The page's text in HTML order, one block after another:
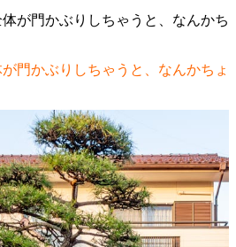
門かぶりしちゃうと、なんかちょ